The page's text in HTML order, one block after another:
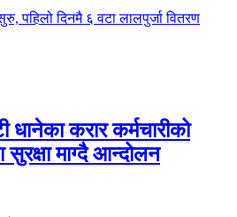
पहिलो दिनमै ६ वटा लालपुर्जा वितरण
धानेका करार कर्मचारीको
सुरक्षा माग्दै आन्दोलन